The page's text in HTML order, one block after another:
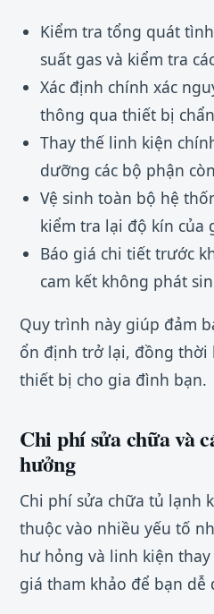
Kiểm tra tổng quát
suất gas và kiểm tra
Xác định chính xác
thông qua thiết bị
Thay thế linh kiện
dưỡng các bộ phận
Vệ sinh toàn bộ hệ
kiểm tra lại độ kín của
Báo giá chi tiết trước
cam kết không phát
Quy trình này giúp đảm
ổn định trở lại, đồng thời
thiết bị cho gia đình bạn.
Chi phí sửa chữa và
hưởng
Chi phí sửa chữa tủ lạnh
thuộc vào nhiều yếu tố
hư hỏng và linh kiện
giá tham khảo để bạn